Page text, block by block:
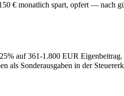
€ monatlich spart, opfert — nach
auf 361-1.800 EUR
als Sonderausgaben in der